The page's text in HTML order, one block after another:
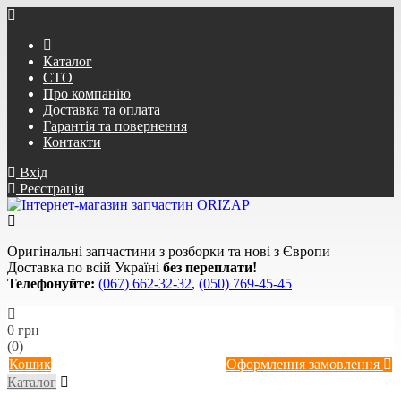
Каталог
СТО
Про компанію
Доставка та оплата
Гарантія та повернення
Контакти
Вхід
Реєстрація
Оригінальні запчастини з розборки та нові з Європи
Доставка по всій Україні без переплати!
Телефонуйте: (067) 662-32-32, (050) 769-45-45
0 грн
(0)
Кошик
Оформлення замовлення
Каталог